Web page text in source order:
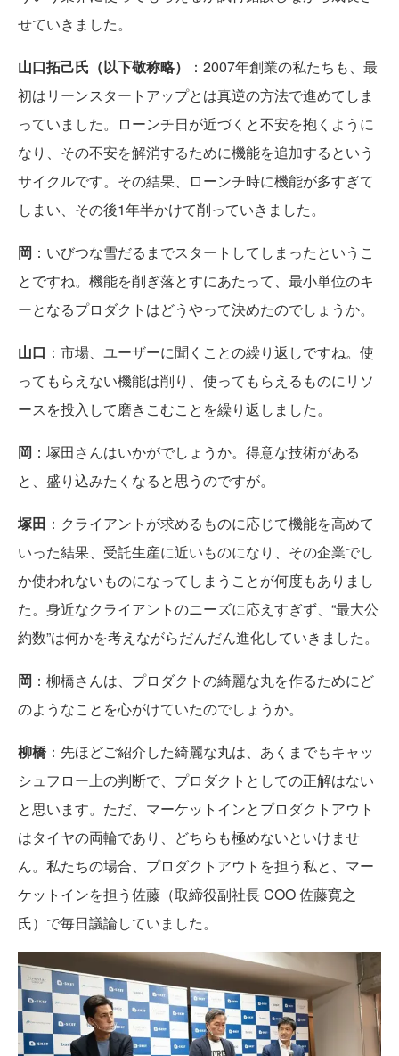
せていきました。
山口拓己氏（以下敬称略）
：2007年創業の私たちも、最
初はリーンスタートアップとは真逆の方法で進めてしま
っていました。ローンチ日が近づくと不安を抱くように
なり、その不安を解消するために機能を追加するという
サイクルです。その結果、ローンチ時に機能が多すぎて
しまい、その後1年半かけて削っていきました。
岡 ：いびつな雪だるまでスタートしてしまったというこ
とですね。機能を削ぎ落とすにあたって、最小単位のキ
ーとなるプロダクトはどうやって決めたのでしょうか。
山口 ：市場、ユーザーに聞くことの繰り返しですね。使
ってもらえない機能は削り、使ってもらえるものにリソ
ースを投入して磨きこむことを繰り返しました。
岡 ：塚田さんはいかがでしょうか。得意な技術がある
と、盛り込みたくなると思うのですが。
塚田 ：クライアントが求めるものに応じて機能を高めて
いった結果、受託生産に近いものになり、その企業でし
か使われないものになってしまうことが何度もありまし
た。身近なクライアントのニーズに応えすぎず、“最大公
約数”は何かを考えながらだんだん進化していきました。
岡 ：柳橋さんは、プロダクトの綺麗な丸を作るためにど
のようなことを心がけていたのでしょうか。
柳橋：先ほどご紹介した綺麗な丸は、あくまでもキャッ
シュフロー上の判断で、プロダクトとしての正解はない
と思います。ただ、マーケットインとプロダクトアウト
はタイヤの両輪であり、どちらも極めないといけませ
ん。私たちの場合、プロダクトアウトを担う私と、マー
ケットインを担う佐藤（取締役副社長 COO 佐藤寛之
氏）で毎日議論していました。